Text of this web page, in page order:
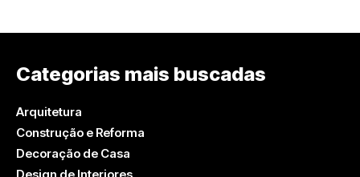
Categorias mais buscadas
Arquitetura
Construção e Reforma
Decoração de Casa